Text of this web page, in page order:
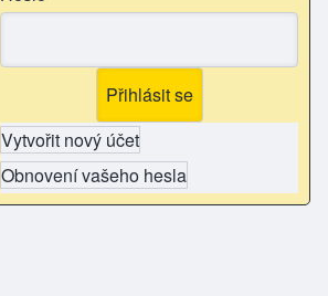
Vytvořit nový účet
Obnovení vašeho hesla